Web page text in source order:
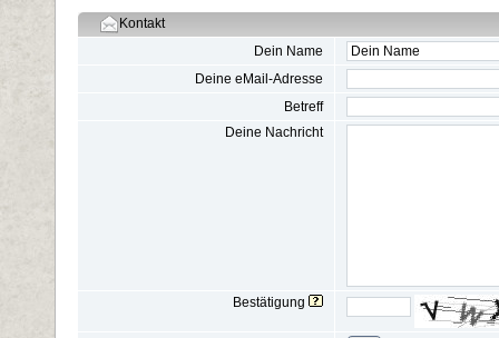
Kontakt
Dein Name
Deine eMail-Adresse
Betreff
Deine Nachricht
Bestätigung